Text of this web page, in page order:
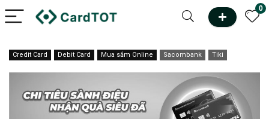
0
Credit Card Debit Card Mua sắm Online Sacombank Tiki